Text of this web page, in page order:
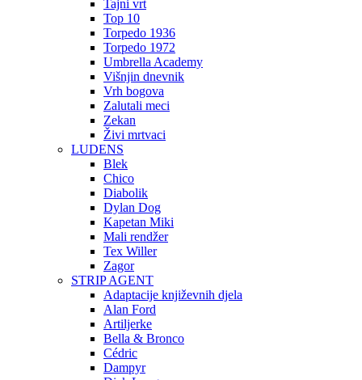
Tajni vrt
Top 10
Torpedo 1936
Torpedo 1972
Umbrella Academy
Višnjin dnevnik
Vrh bogova
Zalutali meci
Zekan
Živi mrtvaci
LUDENS
Blek
Chico
Diabolik
Dylan Dog
Kapetan Miki
Mali rendžer
Tex Willer
Zagor
STRIP AGENT
Adaptacije književnih djela
Alan Ford
Artiljerke
Bella & Bronco
Cédric
Dampyr